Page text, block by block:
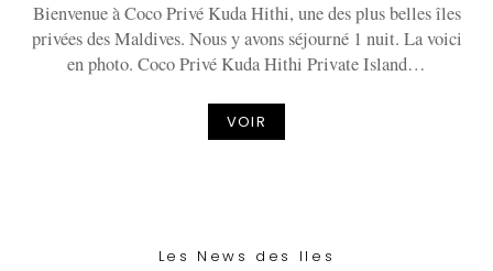
Bienvenue à Coco Privé Kuda Hithi, une des plus belles îles
privées des Maldives. Nous y avons séjourné 1 nuit. La voici
en photo. Coco Privé Kuda Hithi Private Island…
VOIR
Les News des Iles